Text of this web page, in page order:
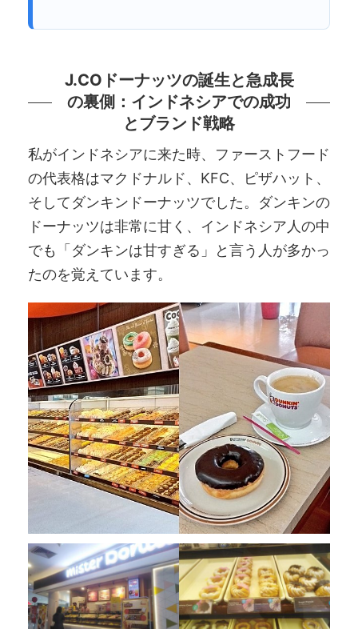
J.COドーナッツの誕生と急成長
の裏側：インドネシアでの成功
とブランド戦略
私がインドネシアに来た時、ファーストフード
の代表格はマクドナルド、KFC、ピザハット、
そしてダンキンドーナッツでした。ダンキンの
ドーナッツは非常に甘く、インドネシア人の中
でも「ダンキンは甘すぎる」と言う人が多かっ
たのを覚えています。